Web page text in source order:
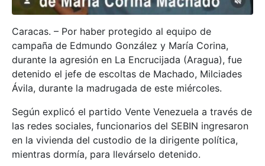
Caracas. – Por haber protegido al equipo de
campaña de Edmundo González y María Corina,
durante la agresión en La Encrucijada (Aragua), fue
detenido el jefe de escoltas de Machado, Milciades
Ávila, durante la madrugada de este miércoles.
Según explicó el partido Vente Venezuela a través de
las redes sociales, funcionarios del SEBIN ingresaron
en la vivienda del custodio de la dirigente política,
mientras dormía, para llevárselo detenido.